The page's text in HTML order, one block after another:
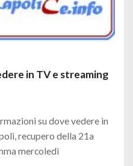
in TV e streaming
su dove vedere in
recupero della 21a
mercoledì